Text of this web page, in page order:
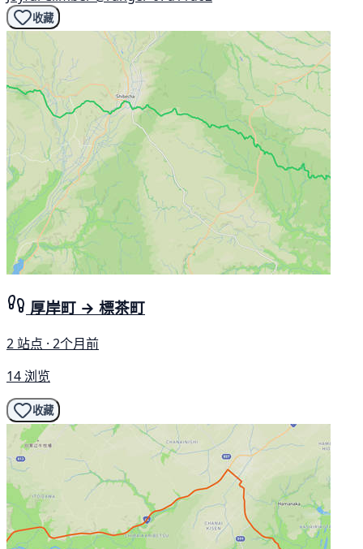
收藏
厚岸町 → 標茶町
2 站点 · 2个月前
14 浏览
收藏